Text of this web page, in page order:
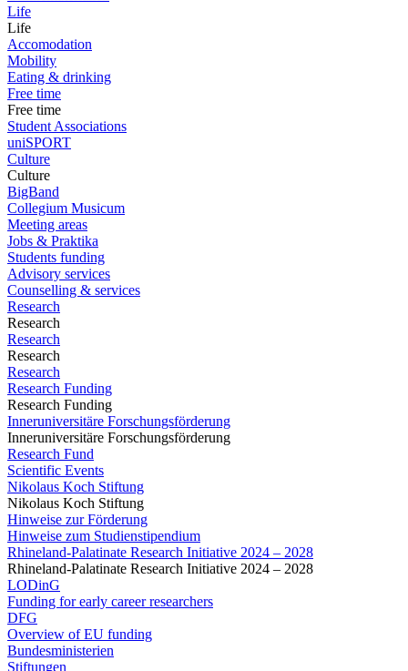
Life
Life
Accomodation
Mobility
Eating & drinking
Free time
Free time
Student Associations
uniSPORT
Culture
Culture
BigBand
Collegium Musicum
Meeting areas
Jobs & Praktika
Students funding
Advisory services
Counselling & services
Research
Research
Research
Research
Research
Research Funding
Research Funding
Inneruniversitäre Forschungsförderung
Inneruniversitäre Forschungsförderung
Research Fund
Scientific Events
Nikolaus Koch Stiftung
Nikolaus Koch Stiftung
Hinweise zur Förderung
Hinweise zum Studienstipendium
Rhineland-Palatinate Research Initiative 2024 – 2028
Rhineland-Palatinate Research Initiative 2024 – 2028
LODinG
Funding for early career researchers
DFG
Overview of EU funding
Bundesministerien
Stiftungen